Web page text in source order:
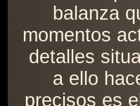
balanza
momentos
detalles
a ello
precisos es